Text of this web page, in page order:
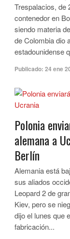
Trespalacios, de
contenedor en
siendo materia
de Colombia dio
estadounidense
Publicado: 24 ene
Polonia
alemana a
Berlín
Alemania está
sus aliados
Leopard 2 de
Kiev, pero se
dijo el lunes que
fabricación...